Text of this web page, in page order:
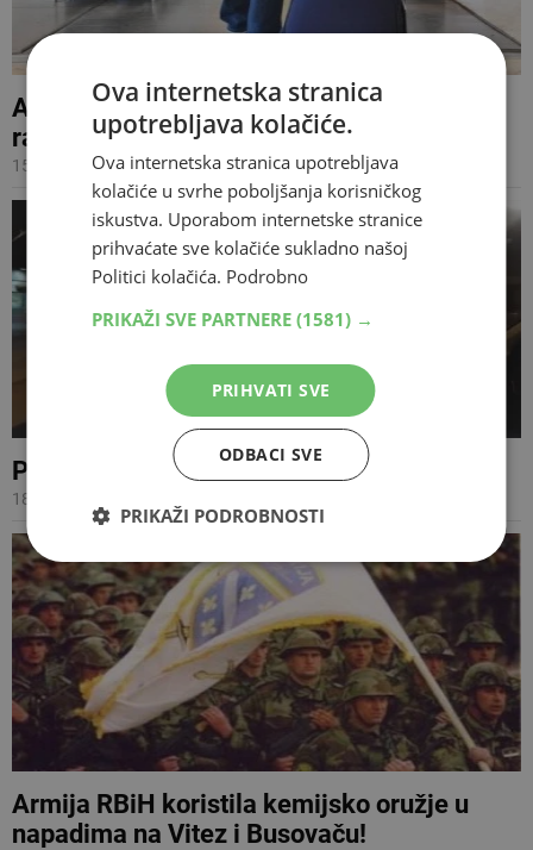
Autobusi za Njemačku nisu nikada bolje
radili
15.12.2016 19:27
Počinje Hrvatsko proljeće Središnje Bosne
18.03.2015 06:02
Armija RBiH koristila kemijsko oružje u
napadima na Vitez i Busovaču!
Ova internetska stranica
upotrebljava kolačiće.
Ova internetska stranica upotrebljava
kolačiće u svrhe poboljšanja korisničkog
iskustva. Uporabom internetske stranice
prihvaćate sve kolačiće sukladno našoj
Politici kolačića. Podrobno
PRIKAŽI SVE PARTNERE (1581) →
PRIHVATI SVE
ODBACI SVE
PRIKAŽI PODROBNOSTI